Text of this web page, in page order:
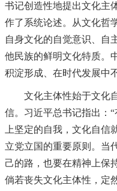
书记创造性地提出文化主
作了系统论述。从文化哲
自身文化的自觉意识、自
他民族的鲜明文化特质。
积淀形成、在时代发展中
文化主体性始于文化自
信。习近平总书记指出：
上坚定的自我，文化自信
立党立国的重要原则。当
己的路，也要在精神上保
倘若丧失文化主体性，定